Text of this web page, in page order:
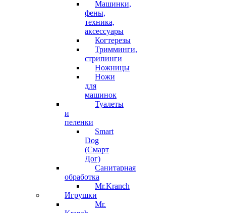
Машинки,
фены,
техника,
аксессуары
Когтерезы
Тримминги,
стрипинги
Ножницы
Ножи
для
машинок
Туалеты
и
пеленки
Smart
Dog
(Смарт
Дог)
Санитарная
обработка
Mr.Kranch
Игрушки
Mr.